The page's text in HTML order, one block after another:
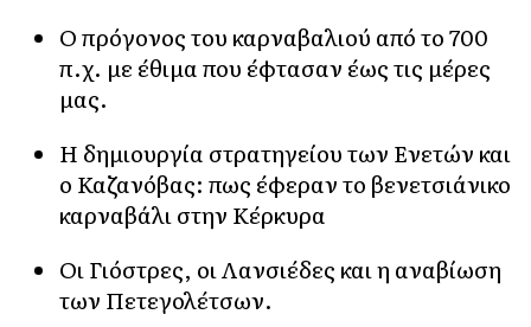
Ο πρόγονος του καρναβαλιού από το 700
π.χ. με έθιμα που έφτασαν έως τις μέρες
μας.
Η δημιουργία στρατηγείου των Ενετών και
ο Καζανόβας: πως έφεραν το βενετσιάνικο
καρναβάλι στην Κέρκυρα
Οι Γιόστρες, οι Λανσιέδες και η αναβίωση
των Πετεγολέτσων.